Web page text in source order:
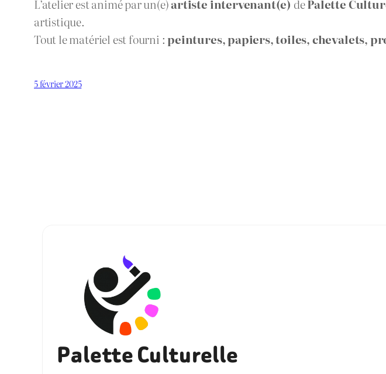
L’atelier est animé par un(e)artiste intervenant(e) dePalette
artistique.
Tout le matériel est fourni : peintures, papiers, toiles, chevalets,
5 février 2025
Palette Culturelle